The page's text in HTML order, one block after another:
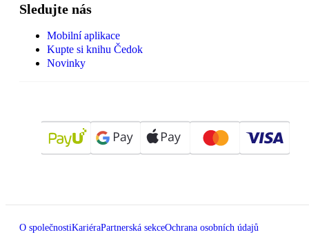
Sledujte nás
Mobilní aplikace
Kupte si knihu Čedok
Novinky
O společnostiKariéraPartnerská sekceOchrana osobních údajů